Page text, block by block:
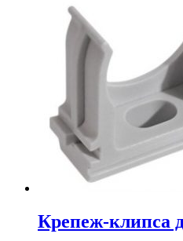
Крепеж-клипса